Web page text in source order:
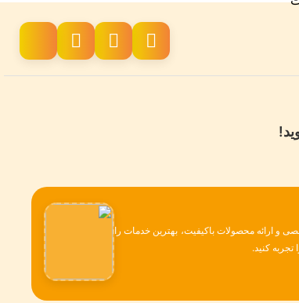
و ارائه محصولات باکیفیت، بهترین خدمات را
کنید.